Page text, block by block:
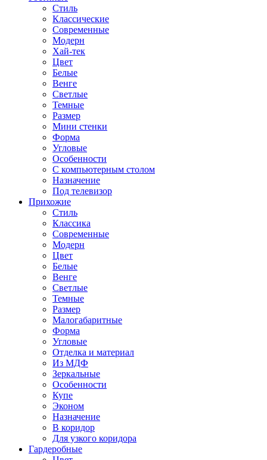
Стиль
Классические
Современные
Модерн
Хай-тек
Цвет
Белые
Венге
Светлые
Темные
Размер
Мини стенки
Форма
Угловые
Особенности
С компьютерным столом
Назначение
Под телевизор
Прихожие
Стиль
Классика
Современные
Модерн
Цвет
Белые
Венге
Светлые
Темные
Размер
Малогабаритные
Форма
Угловые
Отделка и материал
Из МДФ
Зеркальные
Особенности
Купе
Эконом
Назначение
В коридор
Для узкого коридора
Гардеробные